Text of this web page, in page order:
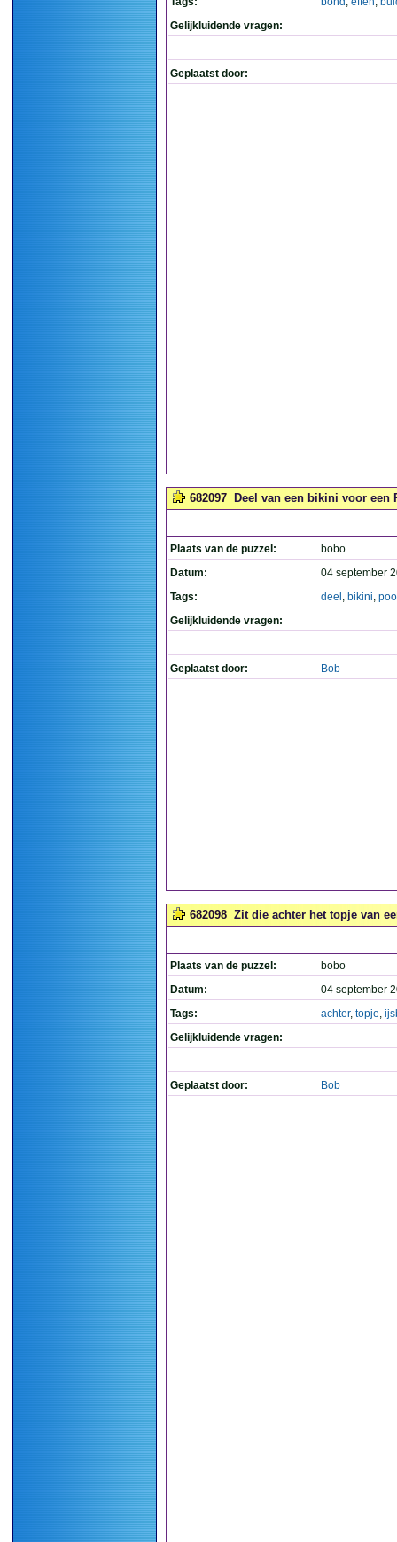
Gelijkluidende vragen:
Geplaatst door:
682097 Deel van een bikini voor een
Plaats van de puzzel:
bobo
Datum:
04 september
Tags:
deel , bikini,
Gelijkluidende vragen:
Geplaatst door: Bob
682098 Zit die achter het topje van
Plaats van de puzzel:
bobo
Datum:
04 september
Tags:
achter, topje,
Gelijkluidende vragen:
Geplaatst door: Bob